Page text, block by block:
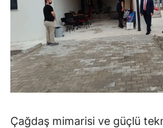
Çağdaş mimarisi ve güçlü